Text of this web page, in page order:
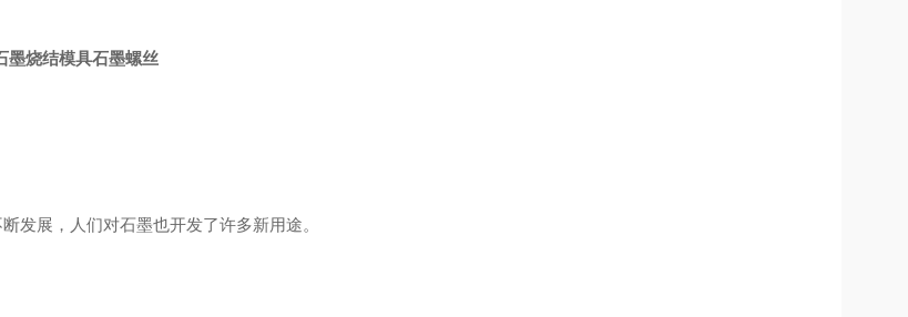
墨烧结模具石墨螺丝
发展，人们对石墨也开发了许多新用途。